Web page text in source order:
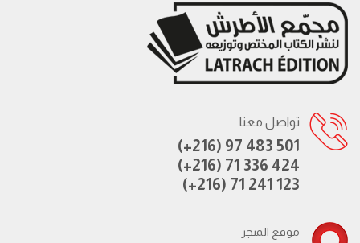
تواصل معنا
(+216) 97 483 501
(+216) 71 336 424
(+216) 71 241 123
موقع المتجر